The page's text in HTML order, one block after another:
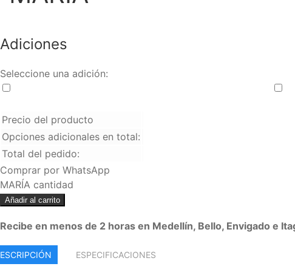
Adiciones
Seleccione una adición:
Precio del producto
Opciones adicionales en total:
Total del pedido:
Comprar por WhatsApp
MARÍA cantidad
Añadir al carrito
Recibe en menos de 2 horas en Medellín, Bello, Envigado e
ESPECIFICACIONES